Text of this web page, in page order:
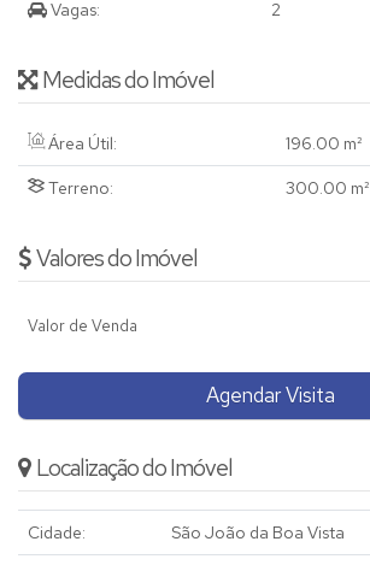
Vagas: 2
Medidas do Imóvel
Área Útil: 196.00 m²
Terreno: 300.00 m²
Valores do Imóvel
Valor de Venda
Agendar Visita
Localização do Imóvel
Cidade: São João da Boa Vista